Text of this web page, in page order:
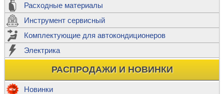
Расходные материалы
Инструмент сервисный
Комплектующие для автокондиционеров
Электрика
РАСПРОДАЖИ И НОВИНКИ
Новинки